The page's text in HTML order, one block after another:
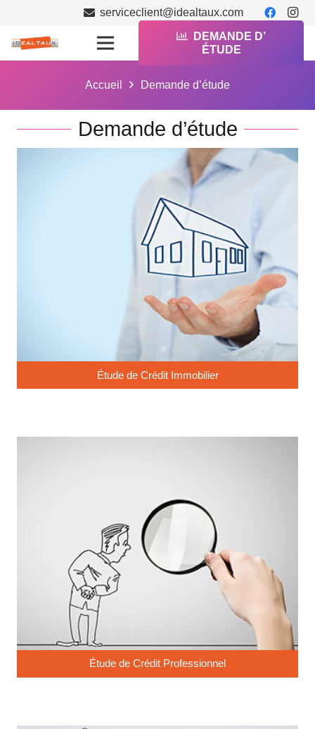
serviceclient@idealtaux.com
DEMANDE D’
ÉTUDE
Accueil Demande d’étude
Demande d’étude
Étude de Crédit Immobilier
Étude de Crédit Professionnel